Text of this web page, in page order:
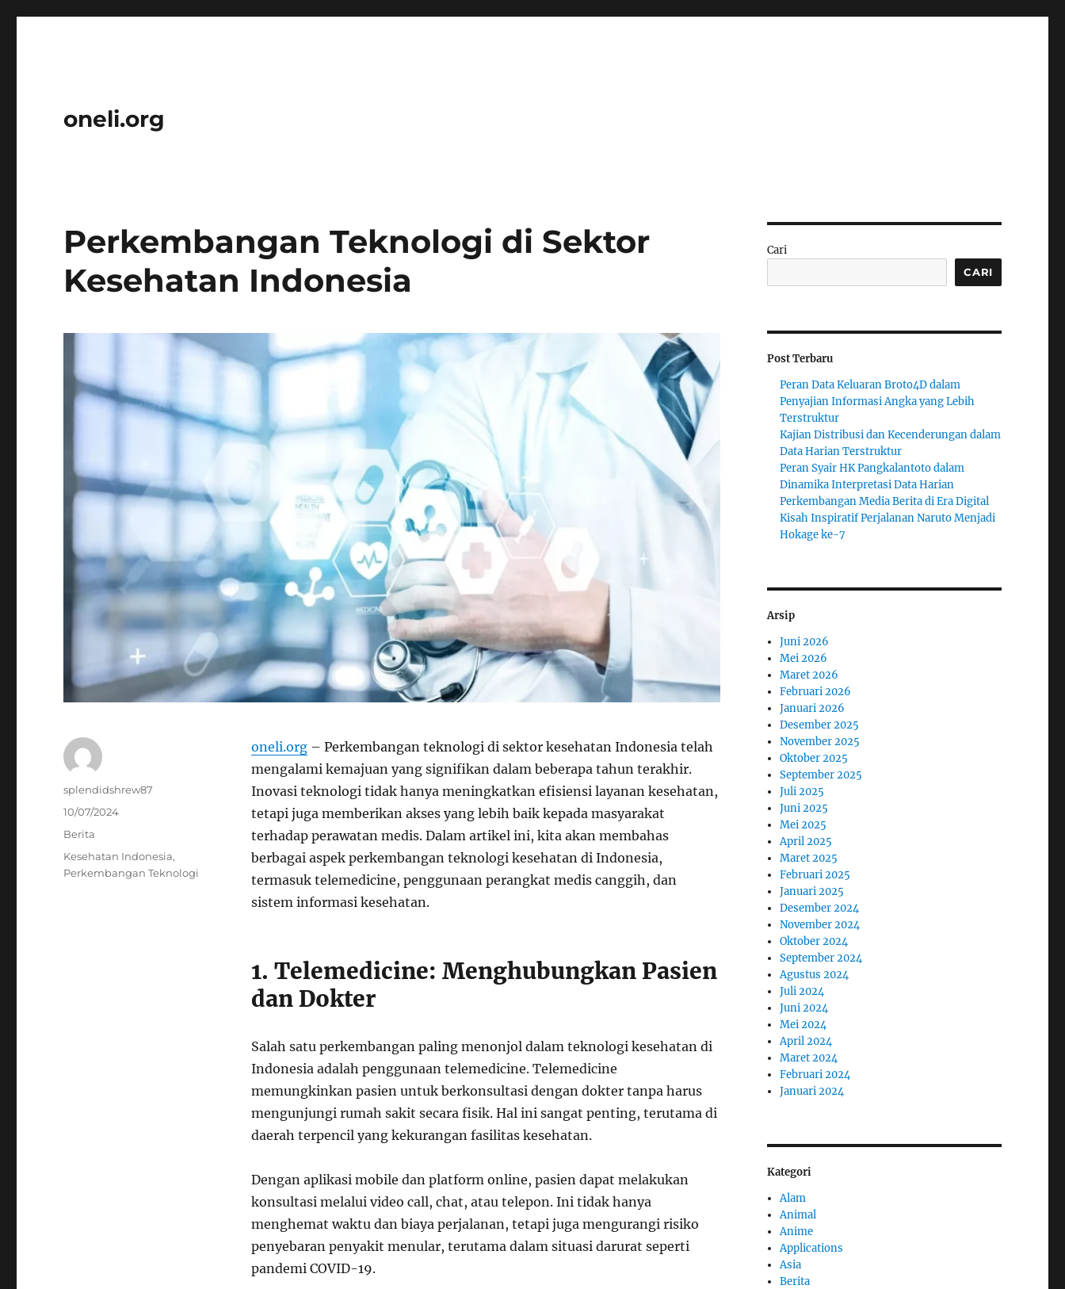
oneli.org
Perkembangan Teknologi di Sektor
Kesehatan Indonesia
oneli.org– Perkembangan teknologi di sektor kesehatan Indonesia telah
mengalami kemajuan yang signifikan dalam beberapa tahun terakhir.
Inovasi teknologi tidak hanya meningkatkan efisiensi layanan kesehatan,
tetapi juga memberikan akses yang lebih baik kepada masyarakat
terhadap perawatan medis. Dalam artikel ini, kita akan membahas
berbagai aspek perkembangan teknologi kesehatan di Indonesia,
termasuk telemedicine, penggunaan perangkat medis canggih, dan
sistem informasi kesehatan.
1. Telemedicine: Menghubungkan Pasien
dan Dokter
Salah satu perkembangan paling menonjol dalam teknologi kesehatan di
Indonesia adalah penggunaan telemedicine. Telemedicine
memungkinkan pasien untuk berkonsultasi dengan dokter tanpa harus
mengunjungi rumah sakit secara fisik. Hal ini sangat penting, terutama di
daerah terpencil yang kekurangan fasilitas kesehatan.
Dengan aplikasi mobile dan platform online, pasien dapat melakukan
konsultasi melalui video call, chat, atau telepon. Ini tidak hanya
menghemat waktu dan biaya perjalanan, tetapi juga mengurangi risiko
penyebaran penyakit menular, terutama dalam situasi darurat seperti
pandemi COVID-19.
Author
splendidshrew87
Posted
10/07/2024
Categories
Berita
Tags
Kesehatan Indonesia,
Perkembangan Teknologi
Cari
CARI
Post Terbaru
Peran Data Keluaran Broto4D dalam
Penyajian Informasi Angka yang Lebih
Terstruktur
Kajian Distribusi dan Kecenderungan dalam
Data Harian Terstruktur
Peran Syair HK Pangkalantoto dalam
Dinamika Interpretasi Data Harian
Perkembangan Media Berita di Era Digital
Kisah Inspiratif Perjalanan Naruto Menjadi
Hokage ke-7
Arsip
Juni 2026
Mei 2026
Maret 2026
Februari 2026
Januari 2026
Desember 2025
November 2025
Oktober 2025
September 2025
Juli 2025
Juni 2025
Mei 2025
April 2025
Maret 2025
Februari 2025
Januari 2025
Desember 2024
November 2024
Oktober 2024
September 2024
Agustus 2024
Juli 2024
Juni 2024
Mei 2024
April 2024
Maret 2024
Februari 2024
Januari 2024
Kategori
Alam
Animal
Anime
Applications
Asia
Berita